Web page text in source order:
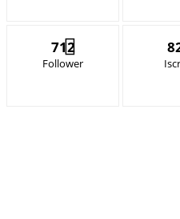
712
Follower